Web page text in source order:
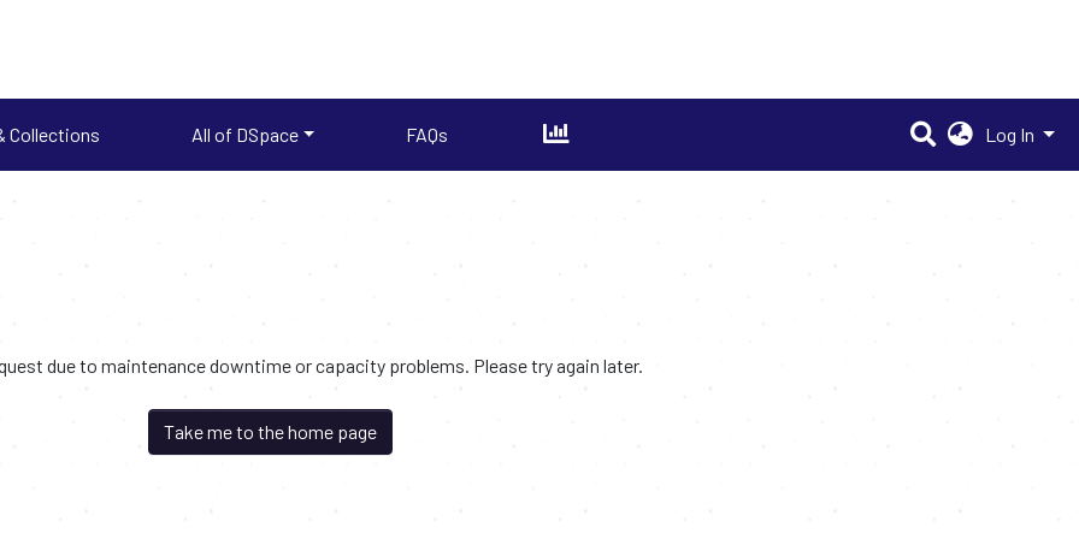
Collections All of DSpace FAQs Log In
due to maintenance downtime or capacity problems. Please try again later.
Take me to the home page